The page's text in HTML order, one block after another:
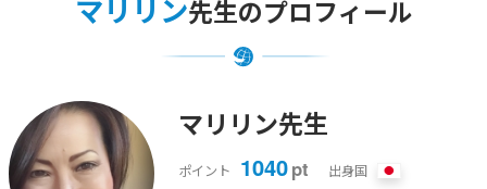
マリリン先生のプロフィール
マリリン先生
ポイント 1040pt
出身国